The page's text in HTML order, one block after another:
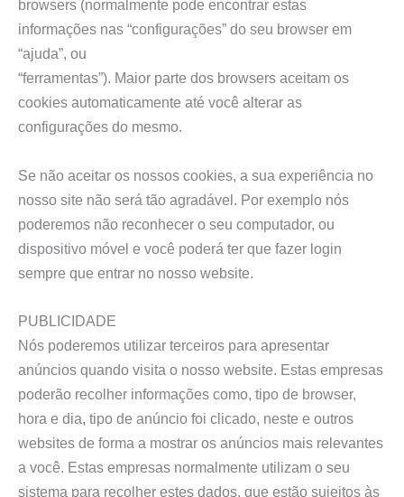
browsers (normalmente pode encontrar estas
informações nas “configurações” do seu browser em
“ajuda”, ou
“ferramentas”). Maior parte dos browsers aceitam os
cookies automaticamente até você alterar as
configurações do mesmo.
Se não aceitar os nossos cookies, a sua experiência no
nosso site não será tão agradável. Por exemplo nós
poderemos não reconhecer o seu computador, ou
dispositivo móvel e você poderá ter que fazer login
sempre que entrar no nosso website.
PUBLICIDADE
Nós poderemos utilizar terceiros para apresentar
anúncios quando visita o nosso website. Estas empresas
poderão recolher informações como, tipo de browser,
hora e dia, tipo de anúncio foi clicado, neste e outros
websites de forma a mostrar os anúncios mais relevantes
a você. Estas empresas normalmente utilizam o seu
sistema para recolher estes dados, que estão sujeitos às